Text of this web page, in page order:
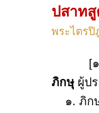
ปสาทสู
พระไตร
[๑๙๗]
ภิกษุ ผู้ป
๑. ภิกษุ